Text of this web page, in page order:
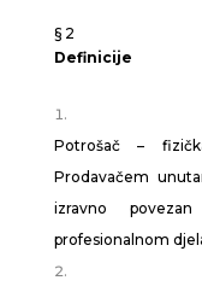
§ 2
Definicije
Potrošač –
Prodavačem
izravno
profesionalnom